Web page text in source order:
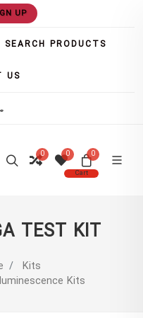
UP
SEARCH PRODUCTS
US
0 0
Cart
0
TEST KIT
Kits
Kits